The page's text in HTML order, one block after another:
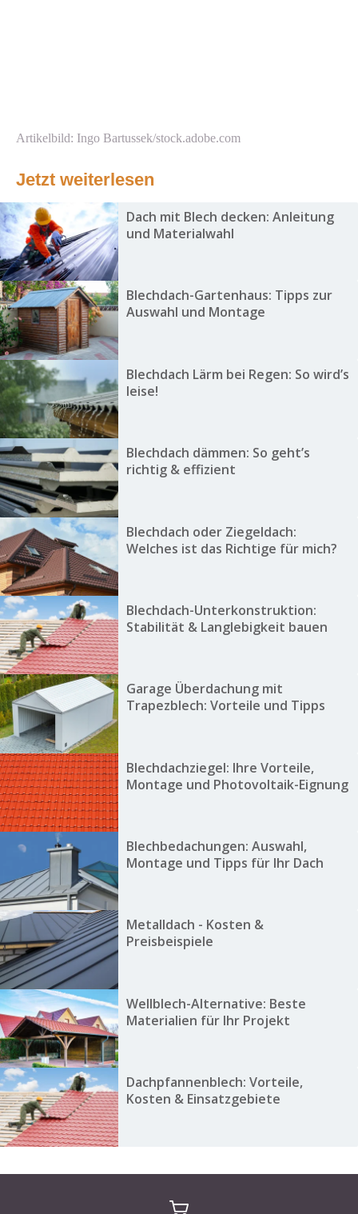
Artikelbild: Ingo Bartussek/stock.adobe.com
Jetzt weiterlesen
Dach mit Blech decken: Anleitung
und Materialwahl
Blechdach-Gartenhaus: Tipps zur
Auswahl und Montage
Blechdach Lärm bei Regen: So wird’s
leise!
Blechdach dämmen: So geht’s
richtig & effizient
Blechdach oder Ziegeldach:
Welches ist das Richtige für mich?
Blechdach-Unterkonstruktion:
Stabilität & Langlebigkeit bauen
Garage Überdachung mit
Trapezblech: Vorteile und Tipps
Blechdachziegel: Ihre Vorteile,
Montage und Photovoltaik-Eignung
Blechbedachungen: Auswahl,
Montage und Tipps für Ihr Dach
Metalldach - Kosten &
Preisbeispiele
Wellblech-Alternative: Beste
Materialien für Ihr Projekt
Dachpfannenblech: Vorteile,
Kosten & Einsatzgebiete